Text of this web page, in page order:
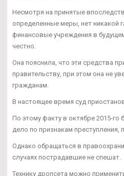
Несмотря на принятые
определенные меры, нет никакой
финансовые учреждения в
честно.
Она пояснила, что эти средства
правительству, при этом она не
гражданам.
В настоящее время суд
По этому факту в октябре 2015-
дело по признакам преступления,
Однако обращаться в
случаях пострадавшие не спешат.
Технику дропсета можно